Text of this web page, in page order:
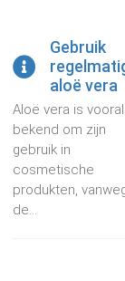
Gebruik
aloë vera
Aloë vera is vooral
bekend om zijn
gebruik in
cosmetische
produkten,
de...